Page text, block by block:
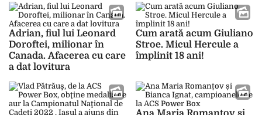
Adrian, fiul lui Leonard
Doroftei, milionar în
Canada. Afacerea cu care
a dat lovitura
Cum arată acum Giuliano
Stroe. Micul Hercule a
împlinit 18 ani!